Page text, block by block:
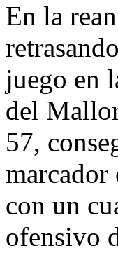
En la
juego en
del
57,
con un
ofensivo